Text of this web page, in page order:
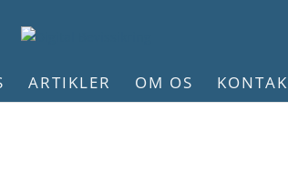
ARTIKLER OM OS